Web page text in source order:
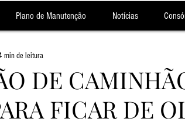
Plano de Manutenção Notícias
DE
FICAR DE
min de leitura